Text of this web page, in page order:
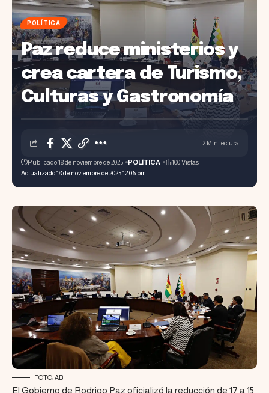
POLÍTICA
Paz reduce ministerios y
crea cartera de Turismo,
Culturas y Gastronomía
Actualizado 18 de noviembre de 2025 12:06 pm
Publicado 18 de noviembre de 2025 POLÍTICA 100 Vistas
2 Min lectura
FOTO: ABI
El Gobierno de Rodrigo Paz oficializó la reducción de 17 a 15